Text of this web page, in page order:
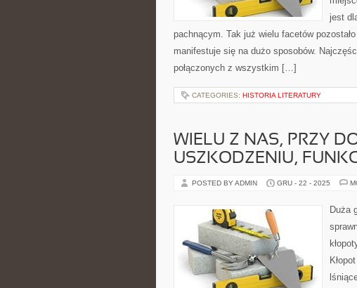
jest
pachnącym. Tak już wielu facetów
manifestuje się na dużo sposobów.
połączonych z wszystkim […]
CATEGORIES: HISTORIA LITERATURY
WIELU Z NAS, PRZY
USZKODZENIU,
POSTED BY ADMIN GRU - 22 - 2025
Duża